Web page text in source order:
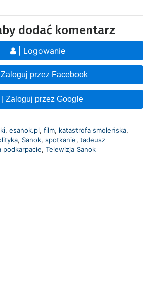
dodać komentarz
| Logowanie
Zaloguj przez Facebook
Zaloguj przez Google
, esanok.pl, film, katastrofa smoleńska,
, Sanok, spotkanie, tadeusz
podkarpacie, Telewizja Sanok